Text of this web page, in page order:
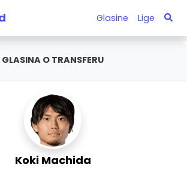
Glasine Lige
GLASINA O TRANSFERU
Koki Machida